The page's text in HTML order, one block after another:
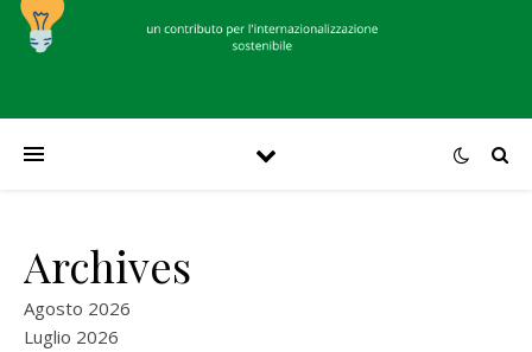
Archives
Agosto 2026
Luglio 2026